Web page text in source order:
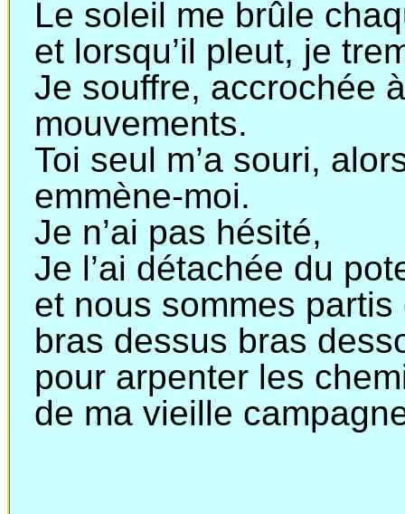
Le soleil me brûle
et lorsqu’il pleut, je
Je souffre, accrochée
mouvements.
Toi seul m’a souri,
emmène-moi.
Je n’ai pas hésité,
Je l’ai détachée du
et nous sommes
bras dessus bras
pour arpenter les
de ma vieille